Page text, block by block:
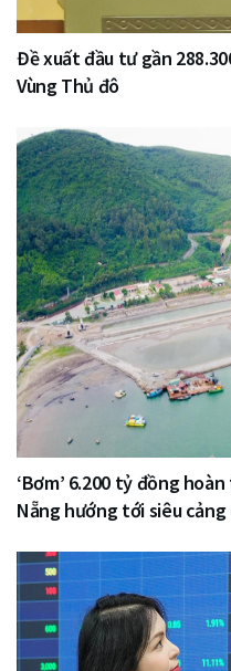
Đề xuất đầu tư gần
Vùng Thủ đô
‘Bơm’ 6.200 tỷ đồng
Nẵng hướng tới siêu